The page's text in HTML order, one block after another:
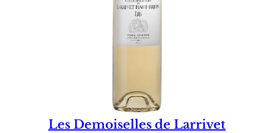
Les Demoiselles de Larrivet